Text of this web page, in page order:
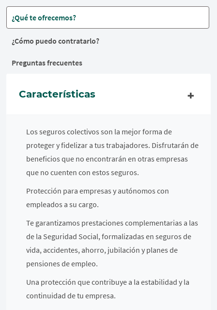
¿Qué te ofrecemos?
¿Cómo puedo contratarlo?
Preguntas frecuentes
Características
Los seguros colectivos son la mejor forma de
proteger y fidelizar a tus trabajadores. Disfrutarán de
beneficios que no encontrarán en otras empresas
que no cuenten con estos seguros.
Protección para empresas y autónomos con
empleados a su cargo.
Te garantizamos prestaciones complementarias a las
de la Seguridad Social, formalizadas en seguros de
vida, accidentes, ahorro, jubilación y planes de
pensiones de empleo.
Una protección que contribuye a la estabilidad y la
continuidad de tu empresa.